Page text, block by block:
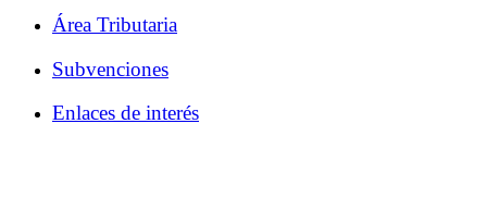
Área Tributaria
Subvenciones
Enlaces de interés